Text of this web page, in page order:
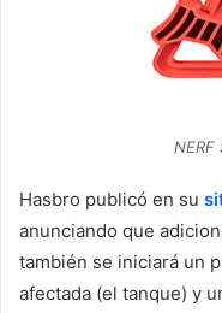
NERF
Hasbro publicó en su
anunciando que
también se iniciará un
afectada (el tanque) y